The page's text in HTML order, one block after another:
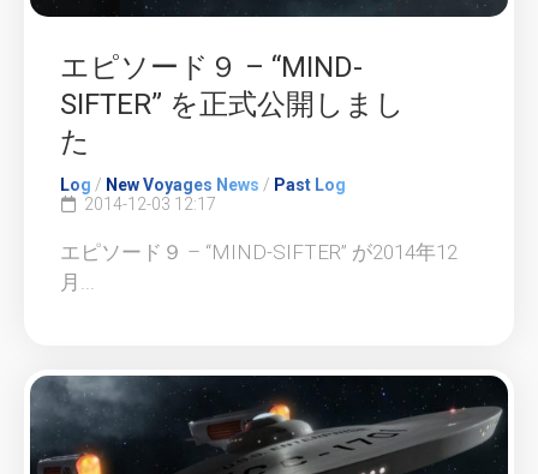
エピソード９ – “MIND-
SIFTER” を正式公開しまし
た
Log / New Voyages News / Past Log
2014-12-03 12:17
エピソード９ – “MIND-SIFTER” が2014年12
月...